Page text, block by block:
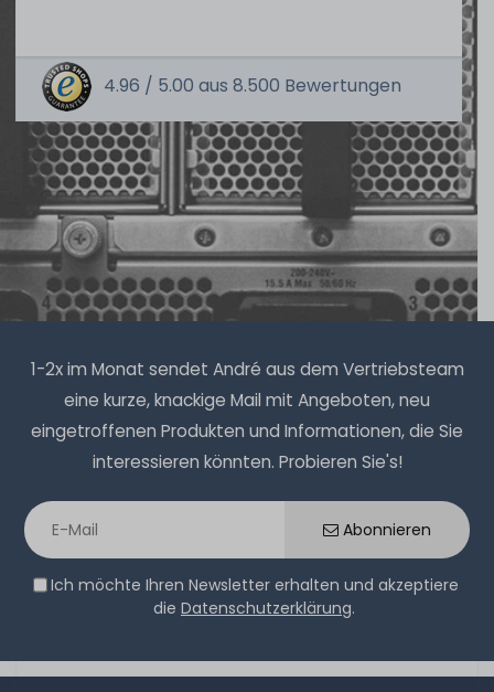
4.96 / 5.00 aus 8.500 Bewertungen
1-2x im Monat sendet André aus dem Vertriebsteam
eine kurze, knackige Mail mit Angeboten, neu
eingetroffenen Produkten und Informationen, die Sie
interessieren könnten. Probieren Sie's!
Abonnieren
Ich möchte Ihren Newsletter erhalten und akzeptiere
die Datenschutzerklärung.